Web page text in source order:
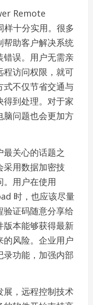
Remote
十分实用。很多
帮助客户解决系统
错误。用户无需亲
程访问权限，就可
式不仅节省交通与
得到处理。对于家
脑问题也会更加方
关心的话题之
采用数据加密技
。用户在使用
时，也应该尽量
证码随意分享给
版本能够获得最新
风险。企业用户
功能，加强内部
展，远程控制技术